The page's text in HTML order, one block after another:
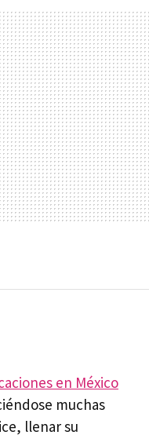
MAIL
en México
muchas
llenar su